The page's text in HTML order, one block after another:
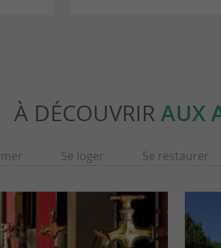
À DÉCOUVRIR AUX
Se loger Se restaurer